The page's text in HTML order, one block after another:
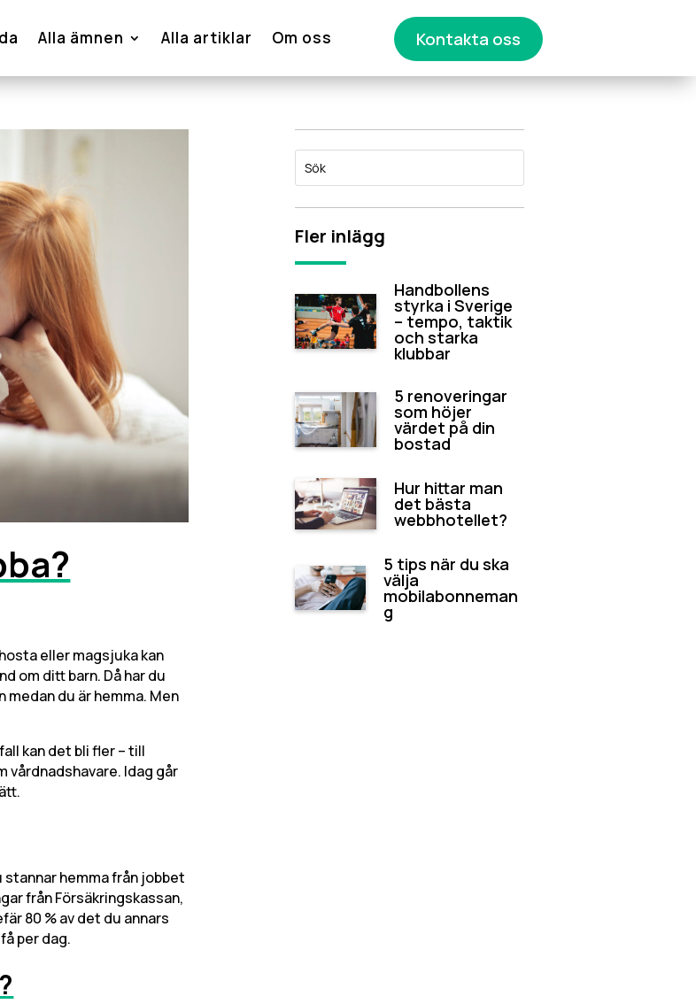
Alla ämnen Alla artiklar Om oss Kontakta oss
eller magsjuka kan
om ditt barn. Då har du
du är hemma. Men
kan det bli fler – till
vårdnadshavare. Idag går
stannar hemma från jobbet
från Försäkringskassan,
80 % av det du annars
per dag.
Fler inlägg
Handbollens
styrka i Sverige
– tempo, taktik
och starka
klubbar
5 renoveringar
som höjer
värdet på din
bostad
Hur hittar man
det bästa
webbhotellet?
5 tips när du ska
välja
mobilabonneman
g